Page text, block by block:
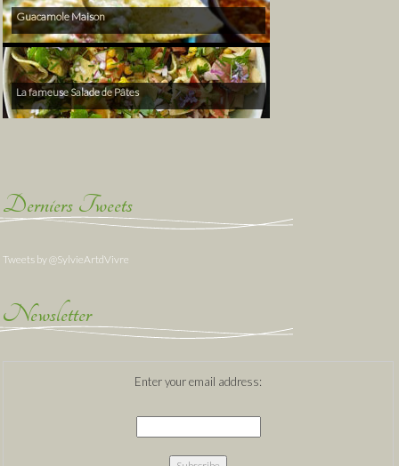
Guacamole Maison
La fameuse Salade de Pâtes
Derniers Tweets
Tweets by @SylvieArtdVivre
Newsletter
Enter your email address: